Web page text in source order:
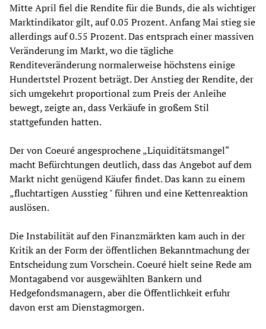
Mitte April fiel die Rendite für die Bunds, die als wichtiger
Marktindikator gilt, auf 0.05 Prozent. Anfang Mai stieg sie
allerdings auf 0.55 Prozent. Das entsprach einer massiven
Veränderung im Markt, wo die tägliche
Renditeveränderung normalerweise höchstens einige
Hundertstel Prozent beträgt. Der Anstieg der Rendite, der
sich umgekehrt proportional zum Preis der Anleihe
bewegt, zeigte an, dass Verkäufe in großem Stil
stattgefunden hatten.
Der von Coeuré angesprochene „Liquiditätsmangel“
macht Befürchtungen deutlich, dass das Angebot auf dem
Markt nicht genügend Käufer findet. Das kann zu einem
„fluchtartigen Ausstieg " führen und eine Kettenreaktion
auslösen.
Die Instabilität auf den Finanzmärkten kam auch in der
Kritik an der Form der öffentlichen Bekanntmachung der
Entscheidung zum Vorschein. Coeuré hielt seine Rede am
Montagabend vor ausgewählten Bankern und
Hedgefondsmanagern, aber die Öffentlichkeit erfuhr
davon erst am Dienstagmorgen.